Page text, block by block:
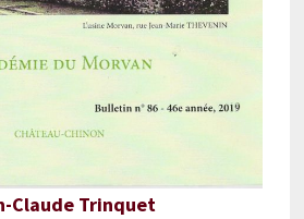
Claude Trinquet